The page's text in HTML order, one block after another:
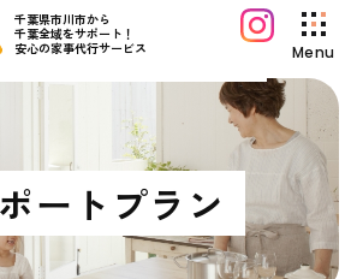
千葉県市川市から
千葉全域をサポート！
安心の家事代行サービス
Menu
て
へ
ートプラン